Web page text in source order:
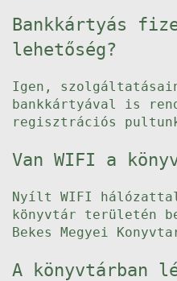
Bankkártyás
lehetőség?
Igen,
bankkártyával is
regisztrációs
Van WIFI a
Nyílt WIFI
könyvtár területén
Bekes Megyei
A könyvtárban